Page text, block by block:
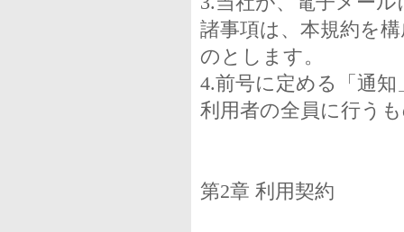
諸事項は、本規約を
のとします。
4.前号に定める「通
利用者の全員に行う
第2章 利用契約